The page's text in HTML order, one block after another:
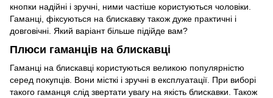
кнопки надійні і зручні, ними частіше користуються чоловіки.
Гаманці, фіксуються на блискавку також дуже практичні і
довговічні. Який варіант більше підійде вам?
Плюси гаманців на блискавці
Гаманці на блискавці користуються великою популярністю
серед покупців. Вони місткі і зручні в експлуатації. При виборі
такого гаманця слід звертати увагу на якість блискавки. Також